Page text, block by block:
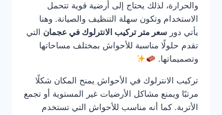
والحرارة، لذلك يحتاج إلى أرضية قوية تتحمل
الاستخدام وتكون سهلة التنظيف والصيانة. وهنا
يأتي دور سعر متر تركيب الانترلوك في عجمان التي
تقدم حلولًا مناسبة للأحواش بمختلف مساحاتها
وتصميماتها.
تركيب الانترلوك في الأحواش يمنح المكان شكلًا
مرتبًا ويمنع مشاكل الأرضيات غير المستوية أو تجمع
الأتربة. كما أنه مناسب للأحواش التي تستخدم